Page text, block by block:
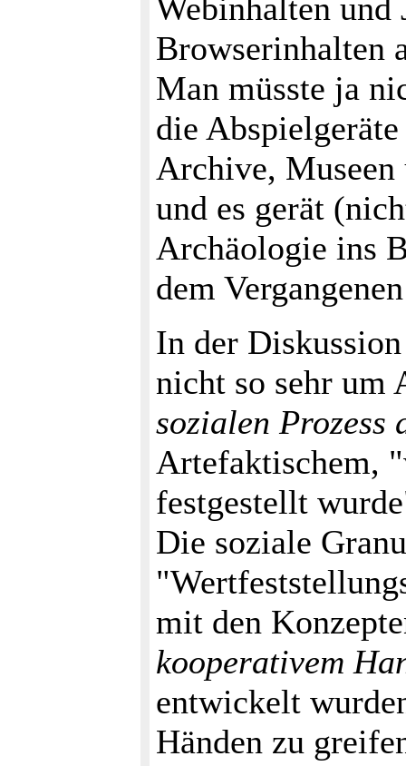
Webinhalten und
Browserinhalten
Man müsste ja
die
Archive, Museen
und es gerät
Archäologie ins
dem
In der
nicht so sehr um
sozialen Prozess
Artefaktischem,
festgestellt
Die soziale
mit den
kooperativem
entwickelt
Händen zu